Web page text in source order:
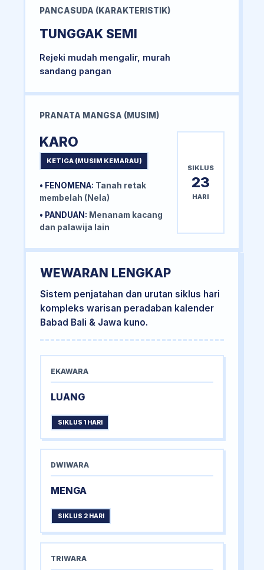
PANCASUDA (KARAKTERISTIK)
TUNGGAK SEMI
Rejeki mudah mengalir, murah
sandang pangan
PRANATA MANGSA (MUSIM)
KARO
KETIGA (MUSIM KEMARAU)
• FENOMENA: Tanah retak
membelah (Nela)
• PANDUAN: Menanam kacang
dan palawija lain
SIKLUS
23
HARI
WEWARAN LENGKAP
Sistem penjatahan dan urutan siklus hari
kompleks warisan peradaban kalender
Babad Bali & Jawa kuno.
EKAWARA
LUANG
SIKLUS 1 HARI
DWIWARA
MENGA
SIKLUS 2 HARI
TRIWARA